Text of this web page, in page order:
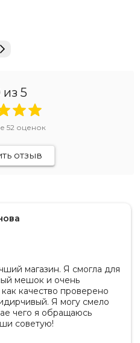
из 5
52оценок
отзыв
магазин. Я смогла для
мешок и очень
качество проверено
Я могу смело
чего я обращаюсь
советую!